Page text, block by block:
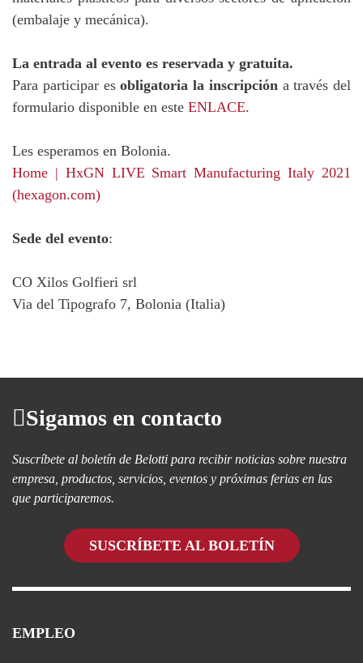
(embalaje y mecánica).
La entrada al evento es reservada y gratuita.
Para participar esobligatoria la inscripción a través del
formulario disponible en este ENLACE.
Les esperamos en Bolonia.
Home | HxGN LIVE Smart Manufacturing Italy 2021
(hexagon.com)
Sede del evento:
CO Xilos Golfieri srl
Via del Tipografo 7, Bolonia (Italia)
Sigamos en contacto
Suscríbete al boletín de Belotti para recibir noticias sobre nuestra
empresa, productos, servicios, eventos y próximas ferias en las
que participaremos.
SUSCRÍBETE AL BOLETÍN
EMPLEO